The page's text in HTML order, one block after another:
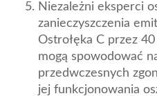
Niezależni eksperci
zanieczyszczenia
Ostrołęka C przez
mogą spowodować
przedwczesnych
jej funkcjonowania